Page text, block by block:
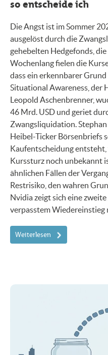
so entscheide ich
Die Angst ist im Sommer
ausgelöst durch die
gehebelten Hedgefonds,
Wochenlang fielen die
dass ein erkennbarer
Situational Awareness, der
Leopold Aschenbrenner,
46 Mrd. USD und geriet
Zwangsliquidation.
Heibel-Ticker Börsenbriefs
Kaufentscheidung
Kurssturz noch unbekannt
ähnlichen Fällen der
Restrisiko, den wahren
Nvidia zeigt sich eine
verpasstem Wiedereinstieg
Weiterlesen